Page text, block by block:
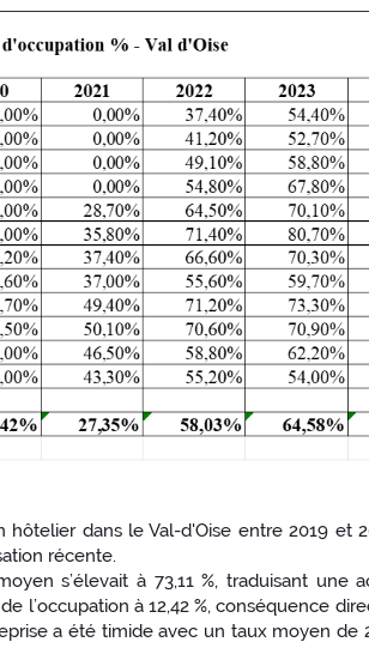
hôtelier dans le Val-d'Oise entre 2019 et
récente.
s’élevait à 73,11 %, traduisant une
l’occupation à 12,42 %, conséquence
a été timide avec un taux moyen de